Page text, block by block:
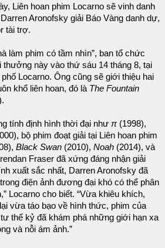
Liên hoan phim Locarno sẽ vinh danh
Aronofsky giải Báo Vàng danh dự,
tài trợ.
làm phim có tầm nhìn”, ban tổ chức
thưởng này vào thứ sáu 14 tháng 8, tại
Locarno. Ông cũng sẽ giới thiệu hai
khổ liên hoan, đó là The Fountain
tính định hình thời đại như π (1998),
bộ phim đoạt giải tại Liên hoan phim
Black Swan (2010), Noah (2014), và
Fraser đã xứng đáng nhận giải
xuất sắc nhất, Darren Aronofsky đã
điện ảnh đương đại khó có thể phân
Locarno cho biết. “Vừa khiêu khích,
vừa táo bạo về hình thức, phim của
thế kỷ đã khám phá những giới hạn xa
và nỗi ám ảnh.”